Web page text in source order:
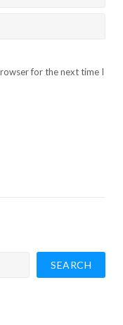
for the next time I
SEARCH